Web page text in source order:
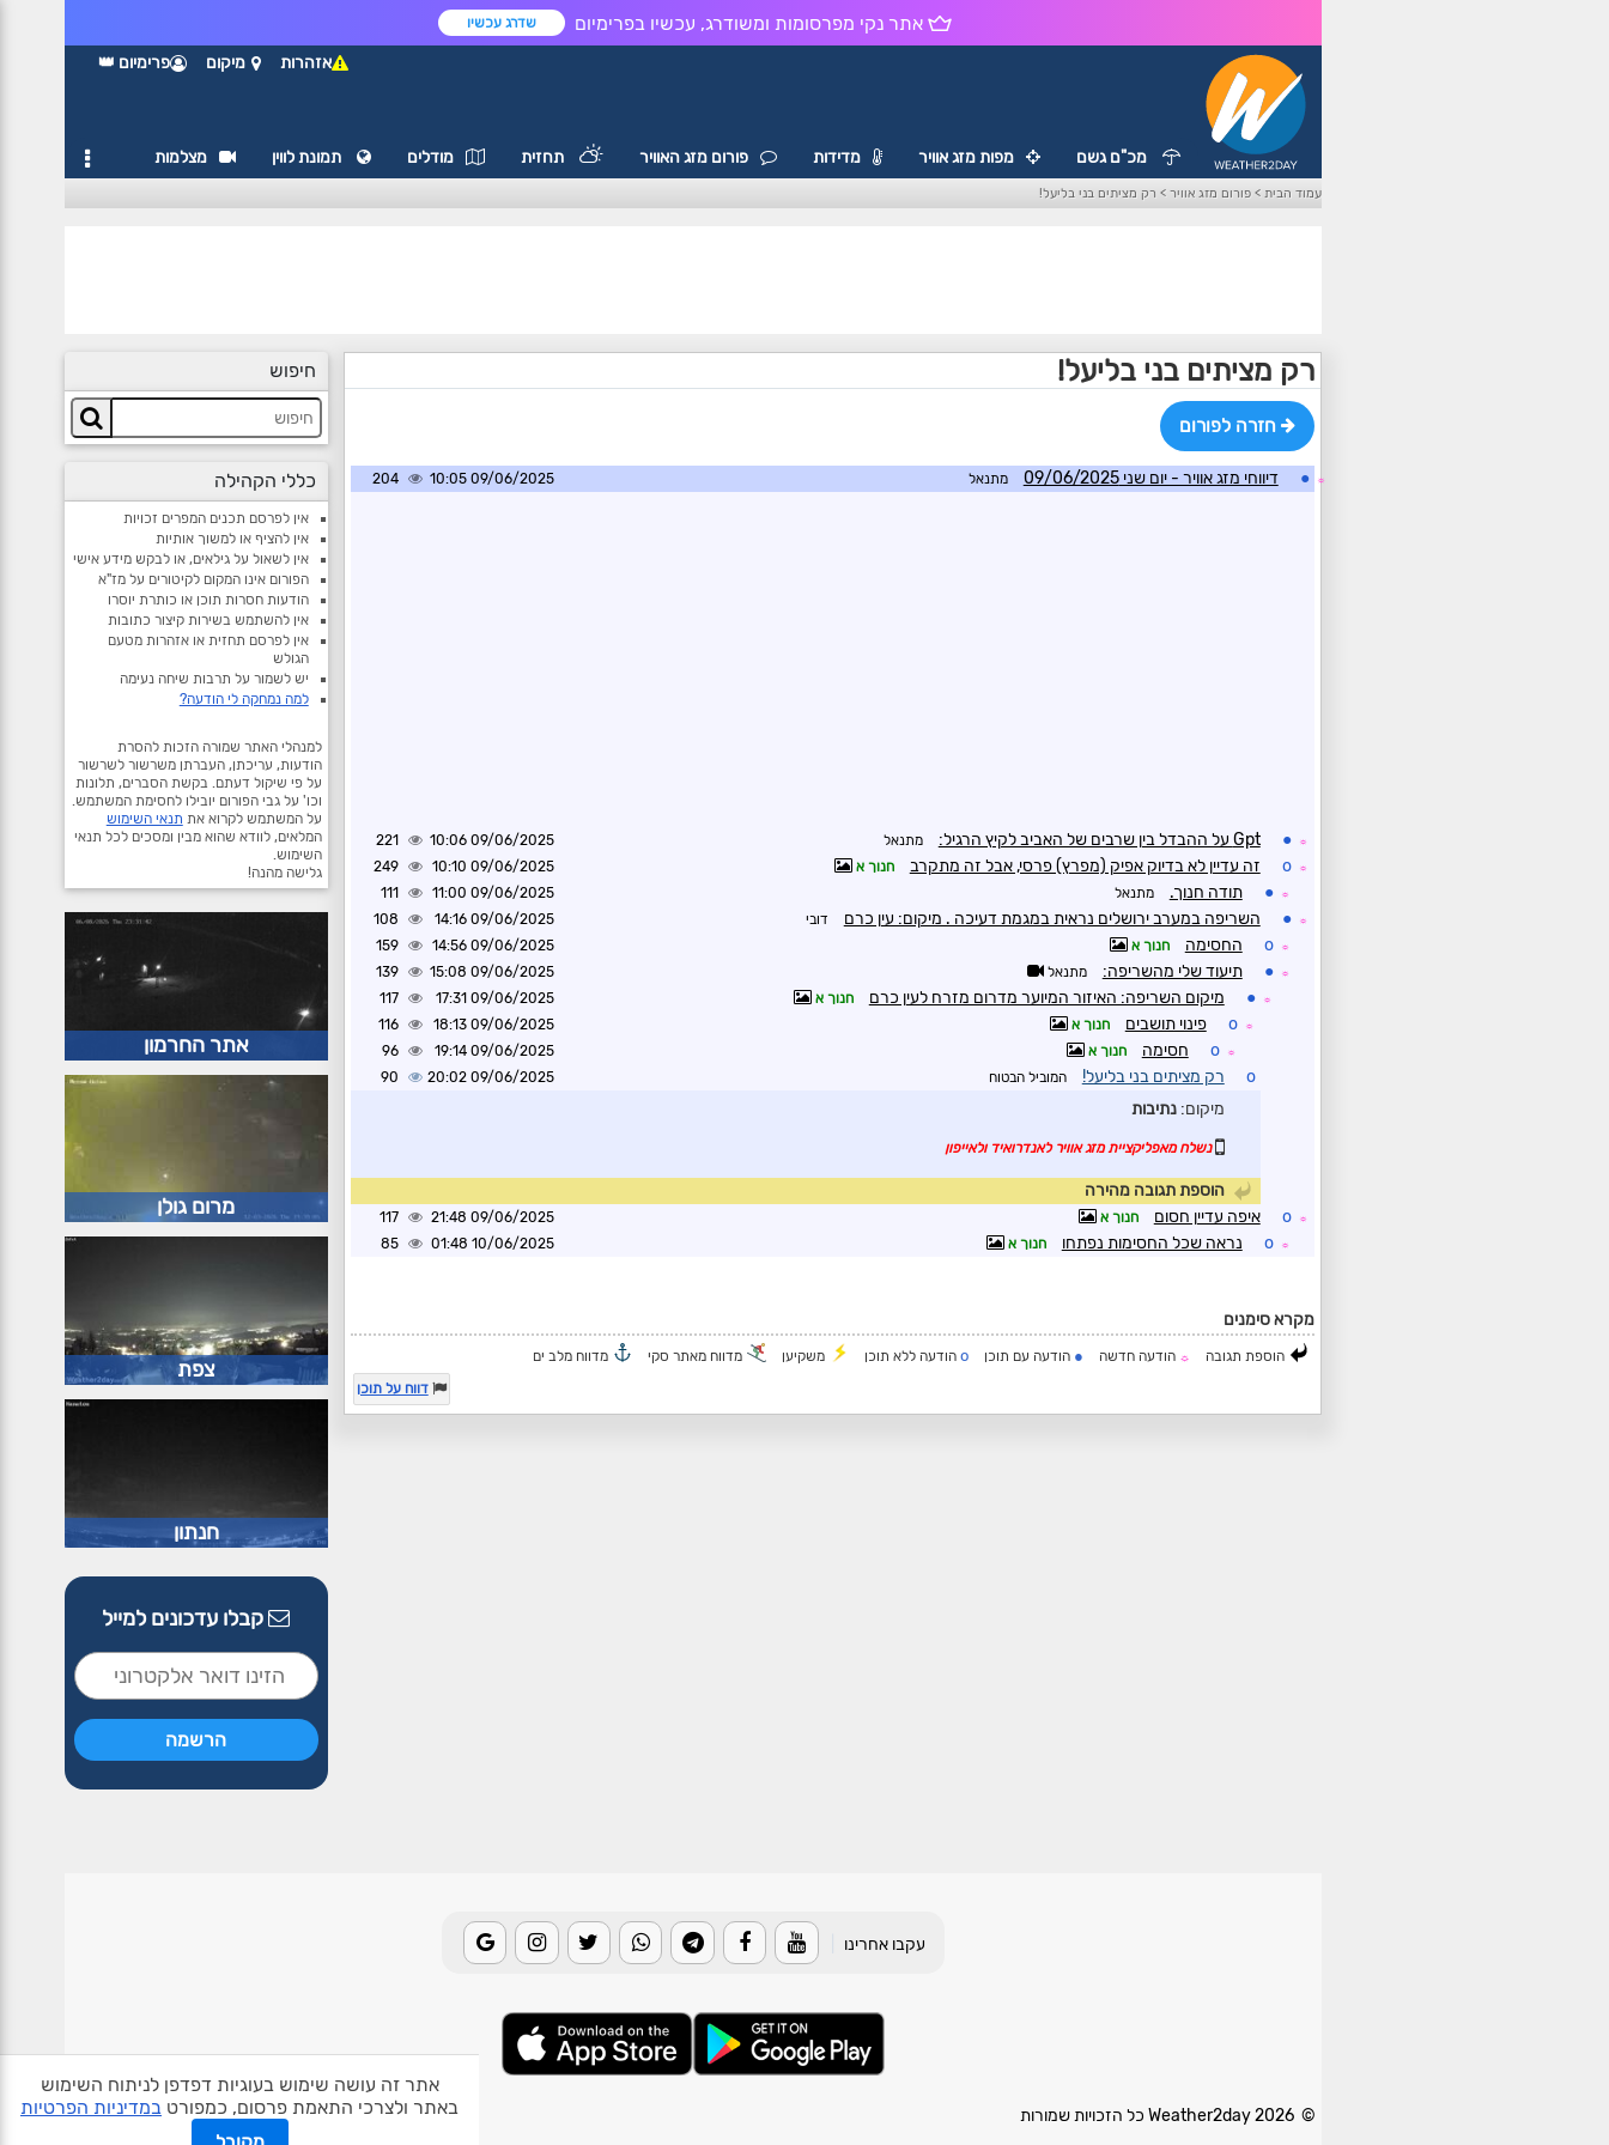
אתר זה עושה שימוש בעוגיות דפדפן לניתוח השימוש
באתר ולצרכי התאמת פרסום, כמפורט במדיניות הפרטיות
אתר נקי מפרסומות ומשודרג, עכשיו בפרימיום שדרג עכשיו
אזהרות מיקום פרימיום 👑
מכ"ם גשם מפות מזג אוויר מדידות פורום מזג האוויר תחזית מודלים תמונת לווין מצלמות
עמוד הבית >פורום מזג אוויר > רק מציתים בני בליעל!
רק מציתים בני בליעל!
חזרה לפורום
☼
● דיווחי מזג אוויר - יום שני 09/06/2025 מתנאל 09/06/2025 10:05
204
☼
● Gpt על ההבדל בין שרבים של האביב לקיץ הרגיל: מתנאל 09/06/2025 10:06
221
☼
o זה עדיין לא בדיוק אפיק (מפרץ) פרסי, אבל זה מתקרב חנוך א 09/06/2025 10:10
249
☼
● תודה חנוך. מתנאל 09/06/2025 11:00
111
☼
● השריפה במערב ירושלים נראית במגמת דעיכה . מיקום: עין כרם דובי 09/06/2025 14:16
108
☼
o החסימה חנוך א 09/06/2025 14:56
159
☼
● תיעוד שלי מהשריפה: מתנאל 09/06/2025 15:08
139
☼
● מיקום השריפה: האיזור המיוער מדרום מזרח לעין כרם חנוך א 09/06/2025 17:31
117
☼
o פינוי תושבים חנוך א 09/06/2025 18:13
116
☼
o חסימה חנוך א 09/06/2025 19:14
96
o רק מציתים בני בליעל! המוביל הבטוח 09/06/2025 20:02
90
מיקום:נתיבות
נשלח מאפליקציית מזג אוויר לאנדרואיד ולאייפון
הוספת תגובה מהירה
☼
o איפה עדיין חסום חנוך א 09/06/2025 21:48
117
☼
o נראה שכל החסימות נפתחו חנוך א 10/06/2025 01:48
85
מקרא סימנים
הוספת תגובה ☼ הודעה חדשה ● הודעה עם תוכן o הודעה ללא תוכן משקיען מדווח מאתר סקי
מדווח מלב ים
דווח על תוכן
חיפוש
כללי הקהילה
אין לפרסם תכנים המפרים זכויות
אין להציף או למשוך אותיות
אין לשאול על גילאים, או לבקש מידע אישי
הפורום אינו המקום לקיטורים על מז"א
הודעות חסרות תוכן או כותרת יוסרו
אין להשתמש בשירות קיצור כתובות
אין לפרסם תחזית או אזהרות מטעם
הגולש
יש לשמור על תרבות שיחה נעימה
למה נמחקה לי הודעה?
למנהלי האתר שמורה הזכות להסרת
הודעות, עריכתן, העברתן משרשור לשרשור
על פי שיקול דעתם. בקשת הסברים, תלונות
וכו' על גבי הפורום יובילו לחסימת המשתמש.
על המשתמש לקרוא את תנאי השימוש
המלאים, לוודא שהוא מבין ומסכים לכל תנאי
השימוש.
גלישה מהנה!
אתר החרמון
מרום גולן
צפת
חנתון
קבלו עדכונים למייל
עקבו אחרינו
© 2026 Weather2day כל הזכויות שמורות אודות האתר פרטיות תנאי שימוש צור קשר בעלי אתרים